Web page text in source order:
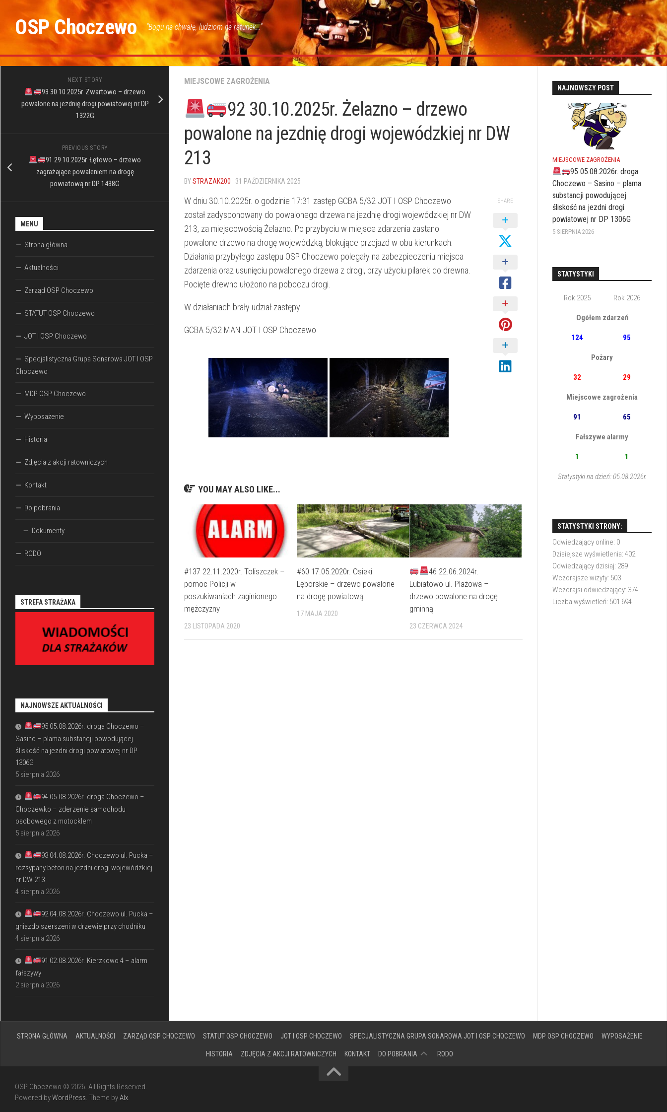
contentOSP Choczewo "Bogu na chwałę, ludziom na ratunek…"
MIEJSCOWE ZAGROŻENIA
92 30.10.2025r. Żelazno – drzewo
powalone na jezdnię drogi wojewódzkiej nr DW
213
BYSTRAZAK200 · 31 PAŹDZIERNIKA 2025
W dniu 30.10.2025r. o godzinie 17:31 zastęp GCBA 5/32 JOT I OSP Choczewo
został zadysponowany do powalonego drzewa na jezdnię drogi wojewódzkiej nr DW
213, za miejscowością Żelazno. Po przybyciu w miejsce zdarzenia zastano
powalone drzewo na drogę wojewódzką, blokujące przejazd w obu kierunkach.
Działania przybyłego zastępu OSP Choczewo polegały na zabezpieczeniu miejsca
zdarzenia oraz usunięciu powalonego drzewa z drogi, przy użyciu pilarek do drewna.
Pocięte drewno ułożono na poboczu drogi.
W działaniach brały udział zastępy:
GCBA 5/32 MAN JOT I OSP Choczewo
SHARE
YOU MAY ALSO LIKE...
#137 22.11.2020r. Toliszczek –
pomoc Policji w
poszukiwaniach zaginionego
mężczyzny
23 LISTOPADA 2020
#60 17.05.2020r. Osieki
Lęborskie – drzewo powalone
na drogę powiatową
17 MAJA 2020
46 22.06.2024r.
Lubiatowo ul. Plażowa –
drzewo powalone na drogę
gminną
23 CZERWCA 2024
NEXT STORY
93 30.10.2025r. Zwartowo – drzewo
powalone na jezdnię drogi powiatowej nr DP
1322G
PREVIOUS STORY
91 29.10.2025r. Łętowo – drzewo
zagrażające powaleniem na drogę
powiatową nr DP 1438G
MENU
Strona główna
Aktualności
Zarząd OSP Choczewo
STATUT OSP Choczewo
JOT I OSP Choczewo
Specjalistyczna Grupa Sonarowa JOT I OSP
Choczewo
MDP OSP Choczewo
Wyposażenie
Historia
Zdjęcia z akcji ratowniczych
Kontakt
Do pobrania
Dokumenty
RODO
STREFA STRAŻAKA
NAJNOWSZE AKTUALNOŚCI
95 05.08.2026r. droga Choczewo –
Sasino – plama substancji powodującej
śliskość na jezdni drogi powiatowej nr DP
1306G
5 sierpnia 2026
94 05.08.2026r. droga Choczewo –
Choczewko – zderzenie samochodu
osobowego z motocklem
5 sierpnia 2026
93 04.08.2026r. Choczewo ul. Pucka –
rozsypany beton na jezdni drogi wojewódzkiej
nr DW 213
4 sierpnia 2026
92 04.08.2026r. Choczewo ul. Pucka –
gniazdo szerszeni w drzewie przy chodniku
4 sierpnia 2026
91 02.08.2026r. Kierzkowo 4 – alarm
fałszywy
2 sierpnia 2026
NAJNOWSZY POST
MIEJSCOWE ZAGROŻENIA
95 05.08.2026r. droga
Choczewo – Sasino – plama
substancji powodującej
śliskość na jezdni drogi
powiatowej nr DP 1306G
5 SIERPNIA 2026
STATYSTYKI
Rok 2025 Rok 2026
Ogółem zdarzeń
124 95
Pożary
32 29
Miejscowe zagrożenia
91 65
Fałszywe alarmy
1 1
Statystyki na dzień: 05.08.2026r.
STATYSTYKI STRONY:
Odwiedzający online: 0
Dzisiejsze wyświetlenia: 402
Odwiedzający dzisiaj: 289
Wczorajsze wizyty: 503
Wczorajsi odwiedzający: 374
Liczba wyświetleń: 501 694
STRONA GŁÓWNA AKTUALNOŚCI ZARZĄD OSP CHOCZEWO STATUT OSP CHOCZEWO JOT I OSP CHOCZEWO SPECJALISTYCZNA GRUPA SONAROWA JOT I OSP CHOCZEWO MDP OSP CHOCZEWO WYPOSAŻENIE
HISTORIA ZDJĘCIA Z AKCJI RATOWNICZYCH KONTAKT DO POBRANIA RODO
OSP Choczewo © 2026. All Rights Reserved.
Powered byWordPress . Theme by Alx